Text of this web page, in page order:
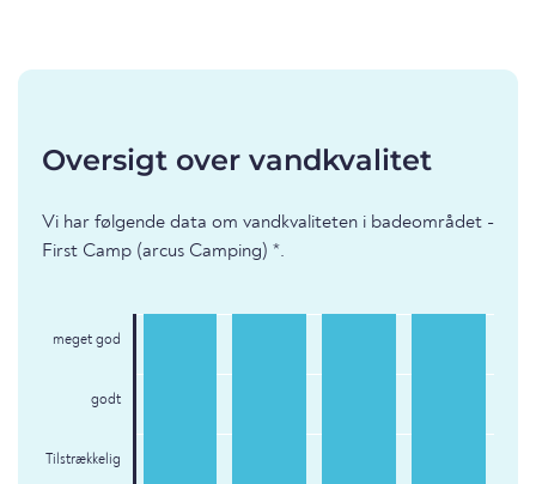
Oversigt over vandkvalitet
Vi har følgende data om vandkvaliteten i badeområdet -
First Camp (arcus Camping) *.
meget god
godt
Tilstrækkelig